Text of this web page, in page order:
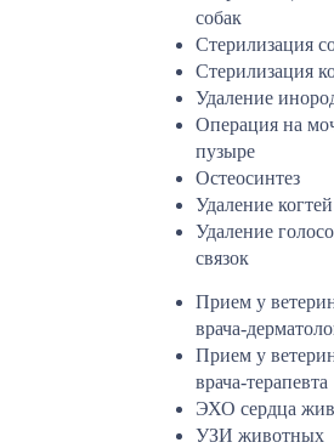
собак
Стерилизация
Стерилизация
Удаление
Операция на
пузыре
Остеосинтез
Удаление
Удаление
связок
Прием у
врача-
Прием у
врача-терапевта
ЭХО сердца
УЗИ животных